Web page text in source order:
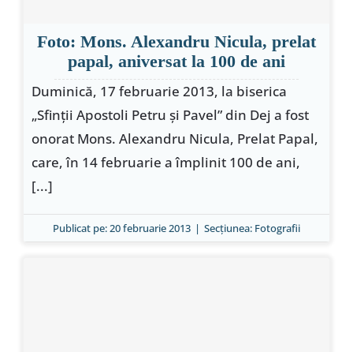
Foto: Mons. Alexandru Nicula, prelat
papal, aniversat la 100 de ani
Duminică, 17 februarie 2013, la biserica
„Sfinţii Apostoli Petru şi Pavel” din Dej a fost
onorat Mons. Alexandru Nicula, Prelat Papal,
care, în 14 februarie a împlinit 100 de ani,
[...]
Publicat pe: 20 februarie 2013 | Secțiunea: Fotografii